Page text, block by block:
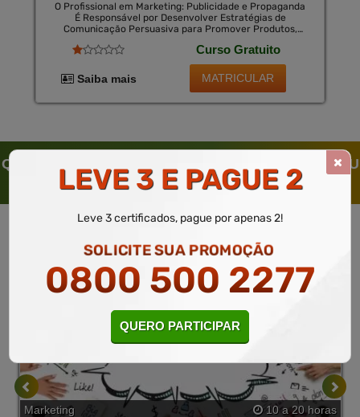
O Profissional em Marketing: Publicidade e Propaganda
É Responsável por Desenvolver Estratégias de
Comunicação Persuasiva para Promover Produtos,
Identifica o Público-Alvo, Cria Campanhas Publicitárias,
Gerencia Mídias Sociais e Analisa os Resultados. Esse
Especialista Trabalha em Agências de Publicidade,
Departamentos de Marketing Ou Como Consultor
o Impacto de Uma Empresa no Mercado, Alcançando
Curso Gratuito
Saiba mais MATRICULAR
QUEM SOLICITOU ESTE CURSO LIVRE, SOLICITOU
TAMBÉM
Marketing 10 a 20 horas
LEVE 3 E PAGUE 2
Leve 3 certificados, pague por apenas 2!
SOLICITE SUA PROMOÇÃO
0800 500 2277
QUERO PARTICIPAR